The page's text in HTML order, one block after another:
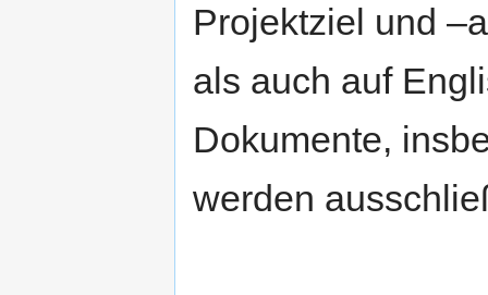
Projektziel und
als auch auf
Dokumente,
werden